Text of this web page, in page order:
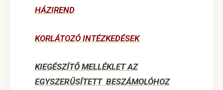
HÁZIREND
KORLÁTOZÓ INTÉZKEDÉSEK
KIEGÉSZÍTŐ MELLÉKLET AZ
EGYSZERŰSÍTETT BESZÁMOLÓHOZ